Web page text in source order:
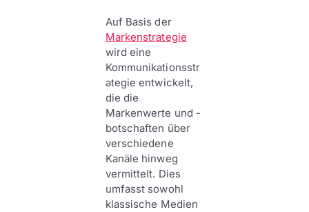
Auf Basis der
Markenstrategie
wird eine
Kommunikationsstr
ategie entwickelt,
die die
Markenwerte und -
botschaften über
verschiedene
Kanäle hinweg
vermittelt. Dies
umfasst sowohl
klassische Medien